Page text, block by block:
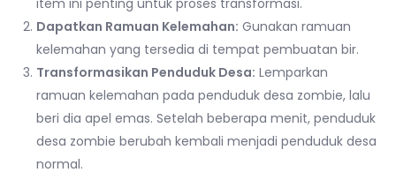
item ini penting untuk proses transformasi.
Dapatkan Ramuan Kelemahan: Gunakan ramuan
kelemahan yang tersedia di tempat pembuatan bir.
Transformasikan Penduduk Desa: Lemparkan
ramuan kelemahan pada penduduk desa zombie, lalu
beri dia apel emas. Setelah beberapa menit, penduduk
desa zombie berubah kembali menjadi penduduk desa
normal.